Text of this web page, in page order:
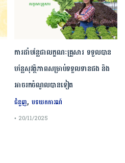
ការដាំបន្លែជាលក្ខណៈគ្រួសារ ទទួលបាន
បន្លែសុវត្ថិភាពសម្រាប់ទទួលទានផង និង
អាចរកចំណូលបានទៀត
ជំនួញ,បទយកការណ៍
• 20/11/2025